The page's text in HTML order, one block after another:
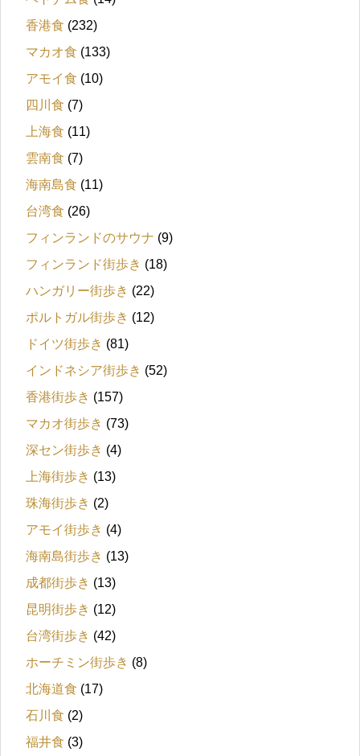
香港食 (232)
マカオ食 (133)
アモイ食 (10)
四川食 (7)
上海食 (11)
雲南食 (7)
海南島食 (11)
台湾食 (26)
フィンランドのサウナ (9)
フィンランド街歩き (18)
ハンガリー街歩き (22)
ポルトガル街歩き (12)
ドイツ街歩き (81)
インドネシア街歩き (52)
香港街歩き (157)
マカオ街歩き (73)
深セン街歩き (4)
上海街歩き (13)
珠海街歩き (2)
アモイ街歩き (4)
海南島街歩き (13)
成都街歩き (13)
昆明街歩き (12)
台湾街歩き (42)
ホーチミン街歩き (8)
北海道食 (17)
石川食 (2)
福井食 (3)